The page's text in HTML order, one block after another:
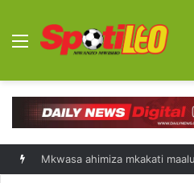
Menu
Mkwasa ahimiza mkakati